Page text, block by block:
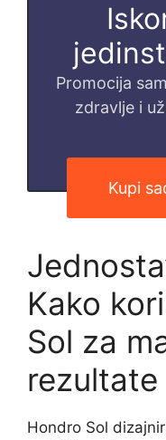
Promocija
zdravlje i
Kupi
Kako
Sol za
rezultate
Hondro Sol